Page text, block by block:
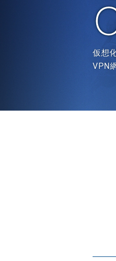
仮想
VPN